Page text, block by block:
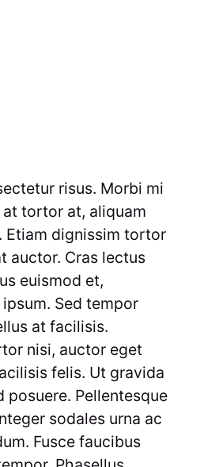
risus. Morbi mi
tortor at, aliquam
Etiam dignissim tortor
auctor. Cras lectus
euismod et,
Sed tempor
at facilisis.
nisi, auctor eget
felis. Ut gravida
posuere. Pellentesque
sodales urna ac
Fusce faucibus